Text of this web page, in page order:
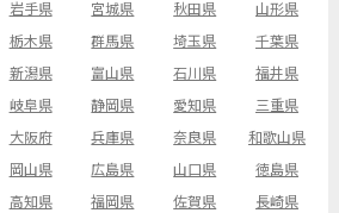
岩手県 宮城県 秋田県
山形県
栃木県 群馬県 埼玉県
千葉県
新潟県 富山県 石川県
福井県
岐阜県 静岡県 愛知県
三重県
大阪府 兵庫県 奈良県
和歌山県
岡山県 広島県 山口県
徳島県
高知県 福岡県 佐賀県
長崎県